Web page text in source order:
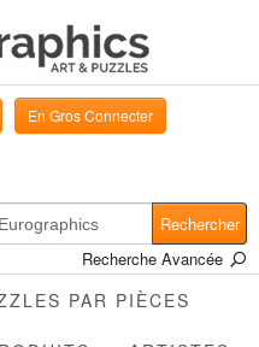
En Gros Connecter
Rechercher
Recherche Avancée
PAR PIÈCES